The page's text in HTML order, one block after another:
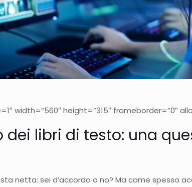
width=”560″ height=”315″ frameborder=”0″
dei libri di testo: una
netta: sei d’accordo o no? Ma come spesso